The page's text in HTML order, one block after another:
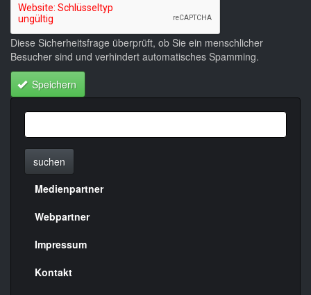
Diese Sicherheitsfrage überprüft, ob Sie ein menschlicher
Besucher sind und verhindert automatisches Spamming.
Speichern
suchen
Menülinks
rechte
Seite
Medienpartner
Webpartner
Impressum
Kontakt